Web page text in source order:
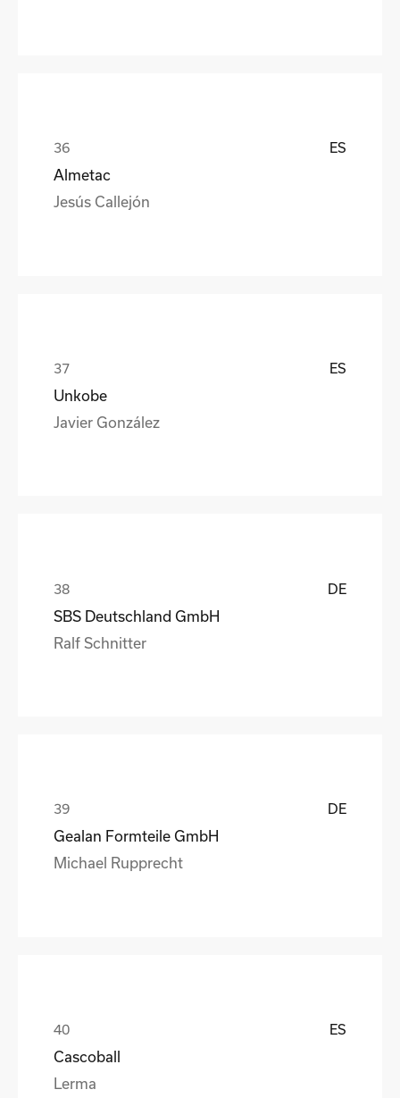
ES
Almetac
Jesús Callejón
ES
Unkobe
Javier González
DE
SBS Deutschland GmbH
Ralf Schnitter
DE
Gealan Formteile GmbH
Michael Rupprecht
ES
Cascoball
Lerma